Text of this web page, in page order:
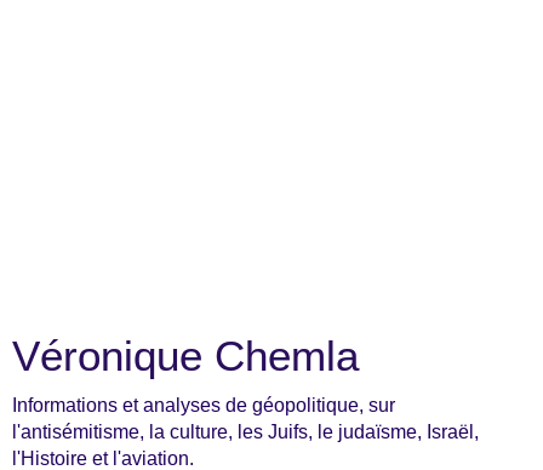
Véronique Chemla
Informations et analyses de géopolitique, sur
l'antisémitisme, la culture, les Juifs, le judaïsme, Israël,
l'Histoire et l'aviation.